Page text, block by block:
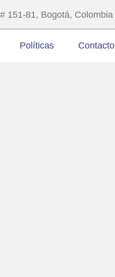
151-81, Bogotá, Colombia
Políticas Contacto